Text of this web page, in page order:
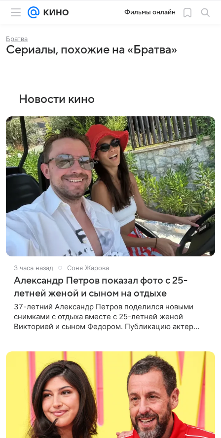
Фильмы онлайн
Братва
Сериалы, похожие на «Братва»
Новости кино
3 часа назад Соня Жарова
Александр Петров показал фото с 25-
летней женой и сыном на отдыхе
37-летний Александр Петров поделился новыми
снимками с отдыха вместе с 25-летней женой
Викторией и сыном Федором. Публикацию актер